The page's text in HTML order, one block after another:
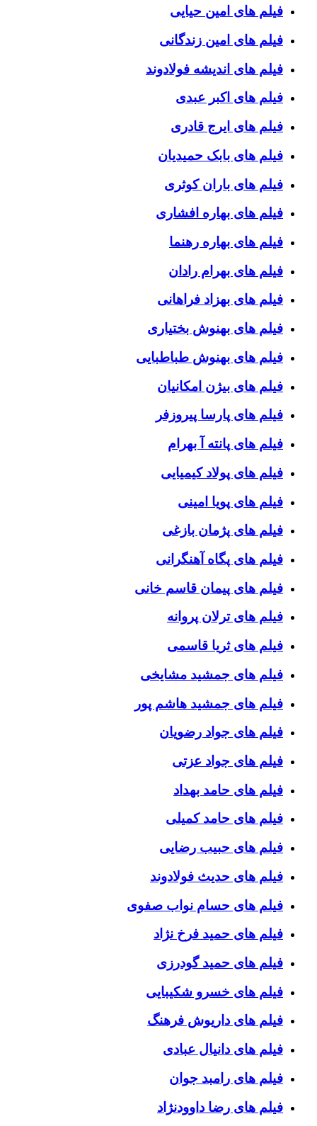
فیلم های امین حیایی
فیلم های امین زندگانی
فیلم های اندیشه فولادوند
فیلم های اکبر عبدی
فیلم های ایرج قادری
فیلم های بابک حمیدیان
فیلم های باران کوثری
فیلم های بهاره افشاری
فیلم های بهاره رهنما
فیلم های بهرام رادان
فیلم های بهزاد فراهانی
فیلم های بهنوش بختیاری
فیلم های بهنوش طباطبایی
فیلم های بیژن امکانیان
فیلم های پارسا پیروزفر
فیلم های پانته آ بهرام
فیلم های پولاد کیمیایی
فیلم های پویا امینی
فیلم های پژمان بازغی
فیلم های پگاه آهنگرانی
فیلم های پیمان قاسم خانی
فیلم های ترلان پروانه
فیلم های ثریا قاسمی
فیلم های جمشید مشایخی
فیلم های جمشید هاشم پور
فیلم های جواد رضویان
فیلم های جواد عزتی
فیلم های حامد بهداد
فیلم های حامد کمیلی
فیلم های حبیب رضایی
فیلم های حدیث فولادوند
فیلم های حسام نواب صفوی
فیلم های حمید فرخ نژاد
فیلم های حمید گودرزی
فیلم های خسرو شکیبایی
فیلم های داریوش فرهنگ
فیلم های دانیال عبادی
فیلم های رامبد جوان
فیلم های رضا داوودنژاد